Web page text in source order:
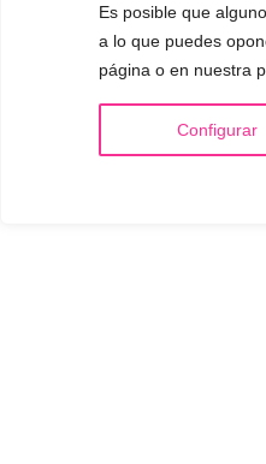
Es posible que
a lo que puedes
página o en nuestra
Configurar